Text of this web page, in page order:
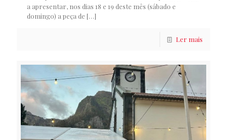
a apresentar, nos dias 18 e 19 deste mês (sábado e
domingo) a peça de […]
Ler mais